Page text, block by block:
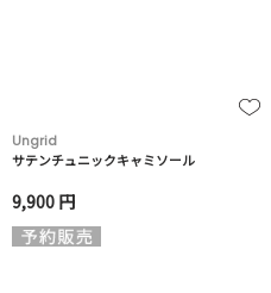
Ungrid
サテンチュニックキャミソール
9,900 円